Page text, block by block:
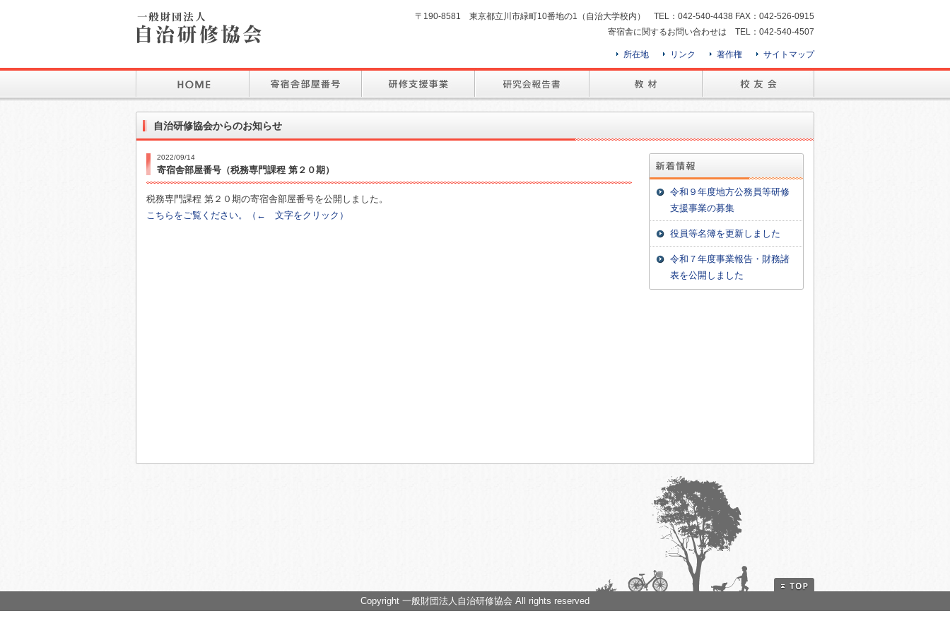
〒190-8581 東京都立川市緑町10番地の1（自治大学校内） TEL：042-540-4438 FAX：042-526-0915
寄宿舎に関するお問い合わせは TEL：042-540-4507
所在地 リンク 著作権 サイトマップ
自治研修協会からのお知らせ
2022/09/14
寄宿舎部屋番号（税務専門課程 第２０期）
税務専門課程 第２０期の寄宿舎部屋番号を公開しました。
こちらをご覧ください。（← 文字をクリック）
令和９年度地方公務員等研修
支援事業の募集
役員等名簿を更新しました
令和７年度事業報告・財務諸
表を公開しました
Copyright 一般財団法人自治研修協会 All rights reserved